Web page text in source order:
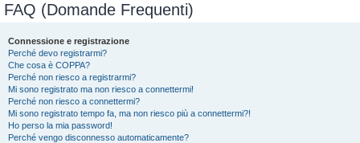
FAQ (Domande Frequenti)
Connessione e registrazione
Perché devo registrarmi?
Che cosa è COPPA?
Perché non riesco a registrarmi?
Mi sono registrato ma non riesco a connettermi!
Perché non riesco a connettermi?
Mi sono registrato tempo fa, ma non riesco più a connettermi?!
Ho perso la mia password!
Perché vengo disconnesso automaticamente?